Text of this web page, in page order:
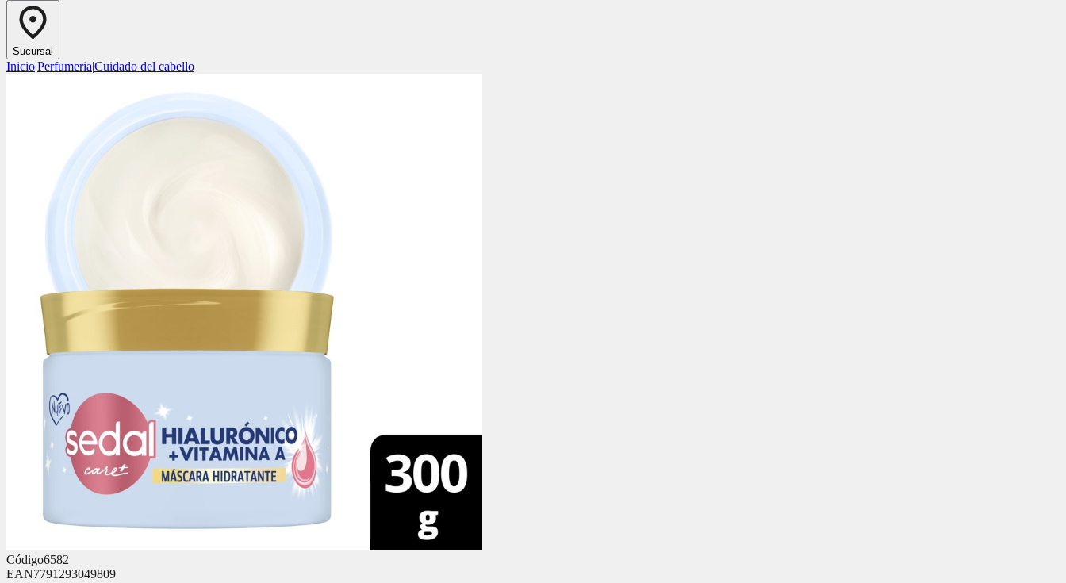
Sucursal
Inicio|Perfumeria|Cuidado del cabello
Código6582
EAN7791293049809